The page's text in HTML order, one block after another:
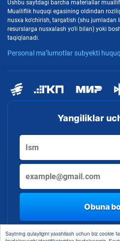
Saytning qulayligini yaxshilash uchun biz cookie
Yangiliklar
Obuna
Ushbu saytdagi barcha materiallar
Mualliflik huquqi egasining oldindan
nusxa ko'chirish, tarqatish (shu jumladan
resurslarga nusxalash yo'li bilan) yoki
taqiqlanadi.
Personal ma’lumotlar subyekti